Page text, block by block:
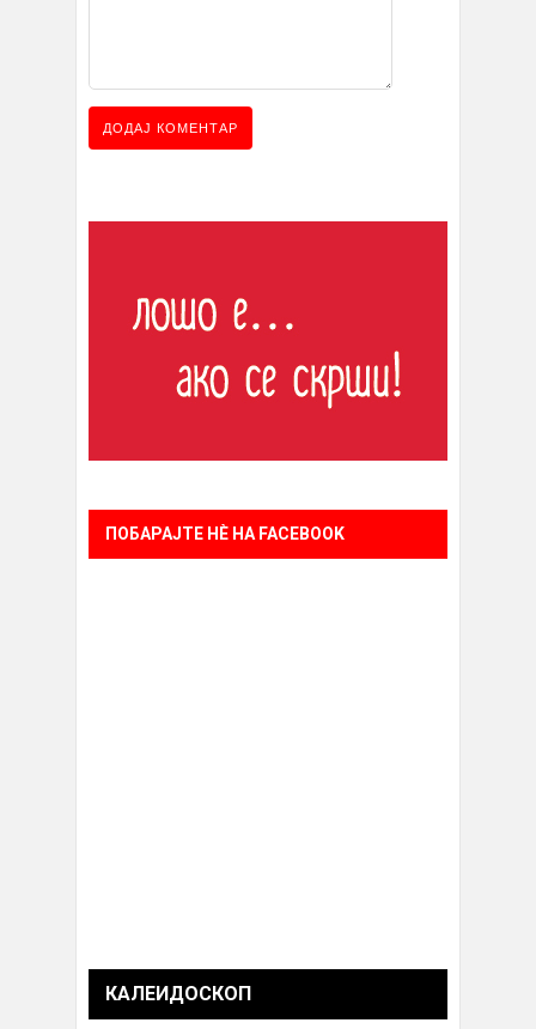
ПОБАРАЈТЕ НÈ НА FACEBOOK
КАЛЕИДОСКОП